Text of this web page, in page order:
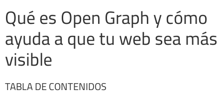
Qué es Open Graph y cómo
ayuda a que tu web sea más
visible
TABLA DE CONTENIDOS